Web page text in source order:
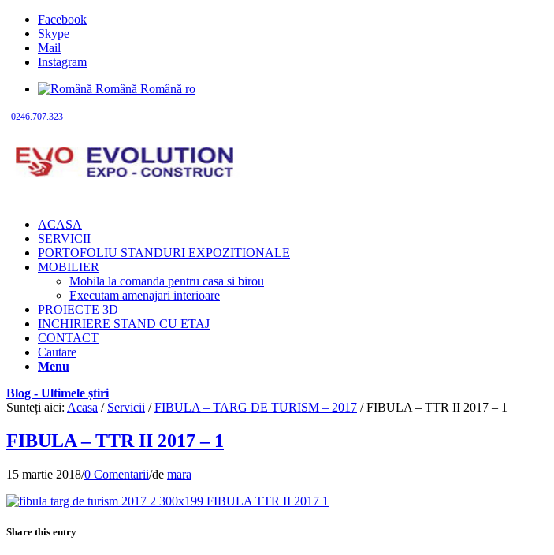
Facebook
Skype
Mail
Instagram
Română Română ro
0246.707.323
ACASA
SERVICII
PORTOFOLIU STANDURI EXPOZITIONALE
MOBILIER
Mobila la comanda pentru casa si birou
Executam amenajari interioare
PROIECTE 3D
INCHIRIERE STAND CU ETAJ
CONTACT
Cautare
Menu
Blog - Ultimele știri
Sunteți aici: Acasa / Servicii / FIBULA – TARG DE TURISM – 2017 / FIBULA – TTR II 2017 – 1
FIBULA – TTR II 2017 – 1
15 martie 2018/0 Comentarii/de mara
Share this entry